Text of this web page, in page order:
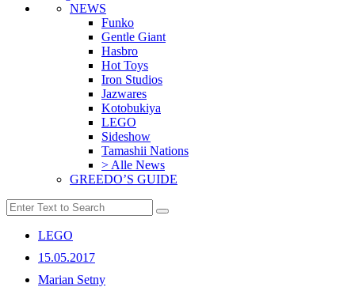
NEWS
Funko
Gentle Giant
Hasbro
Hot Toys
Iron Studios
Jazwares
Kotobukiya
LEGO
Sideshow
Tamashii Nations
> Alle News
GREEDO’S GUIDE
LEGO
15.05.2017
Marian Setny